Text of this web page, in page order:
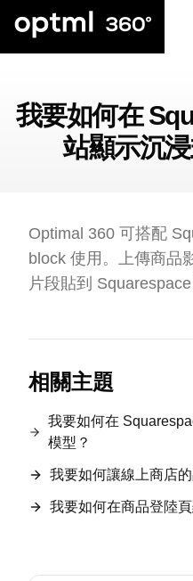
我要如何在
站顯示沉
Optimal 360 可搭配
block 使用。上傳商品
片段貼到
相關主題
我要如何在
模型？
我要如何讓線上商店
我要如何在商品登陸